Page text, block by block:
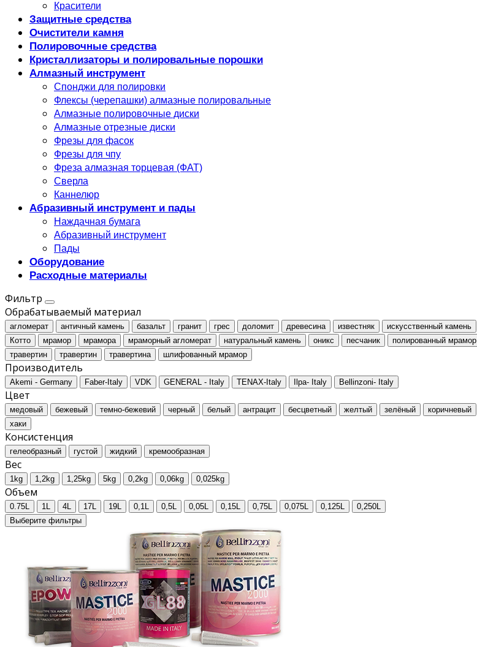
Красители
Защитные средства
Очистители камня
Полировочные средства
Кристаллизаторы и полировальные порошки
Алмазный инструмент
Спонджи для полировки
Флексы (черепашки) алмазные полировальные
Алмазные полировочные диски
Алмазные отрезные диски
Фрезы для фасок
Фрезы для чпу
Фреза алмазная торцевая (ФАТ)
Сверла
Каннелюр
Абразивный инструмент и пады
Наждачная бумага
Абразивный инструмент
Пады
Оборудование
Расходные материалы
Фильтр
Обрабатываемый материал
агломерат античный камень базальт гранит грес доломит древесина известняк искусственный камень
Котто
мрамор мрамора мраморный агломерат натуральный камень оникс песчаник полированный мрамор
травертин
травертин травертина шлифованный мрамор
Производитель
Akemi - Germany Faber-Italy VDK GENERAL - Italy TENAX-Italy Ilpa- Italy Bellinzoni- Italy
Цвет
медовый бежевый темно-бежевий черный белый антрацит бесцветный желтый зелёный коричневый
хаки
Консистенция
гелеобразный густой жидкий кремообразная
Вес
1kg 1,2kg 1,25kg 5kg 0,2kg 0,06kg 0,025kg
Объем
0.75L 1L 4L 17L 19L 0,1L 0,5L 0,05L 0,15L 0,75L 0,075L 0,125L
0,250L
Выберите фильтры